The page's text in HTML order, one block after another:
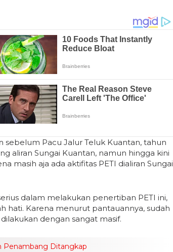
Pacu Jalur Teluk Kuantan, tahun
aliran Sungai Kuantan, namun hingga kini
masih aja ada aktifitas PETI dialiran Sungai
dalam melakukan penertiban PETI ini,
hati. Karena menurut pantauannya, sudah
dengan sangat masif.
Penambang Ditangkap